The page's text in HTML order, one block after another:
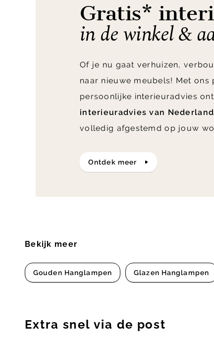
Gratis*
in de winkel &
Of je nu gaat verhuizen,
naar nieuwe meubels! Met ons
persoonlijke interieuradvies
interieuradvies van Nederland
volledig afgestemd op jouw
ontdek meer
Bekijk meer
Gouden Hanglampen Glazen Hanglampen
Extra snel via de post